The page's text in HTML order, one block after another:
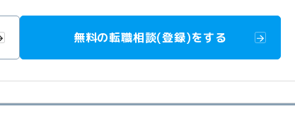
無料の転職相談(登録)をする